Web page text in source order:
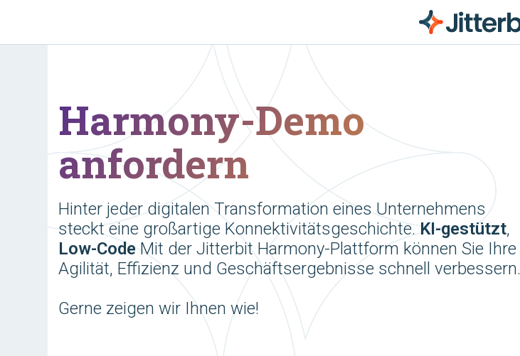
Harmony-Demo
anfordern
Hinter jeder digitalen Transformation eines Unternehmens
steckt eine großartige Konnektivitätsgeschichte.KI-gestützt,
Low-CodeMit der Jitterbit Harmony-Plattform können Sie Ihre
Agilität, Effizienz und Geschäftsergebnisse schnell verbessern.
Gerne zeigen wir Ihnen wie!